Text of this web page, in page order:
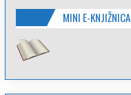
MINI E-KNJIŽNICA